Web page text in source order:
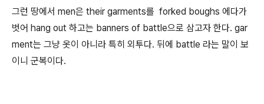
그런 땅에서 men은 their garments를 forked boughs 에다가
벗어 hang out 하고는 banners of battle으로 삼고자 한다. gar
ment는 그냥 옷이 아니라 특히 외투다. 뒤에 battle 라는 말이 보
이니 군복이다.